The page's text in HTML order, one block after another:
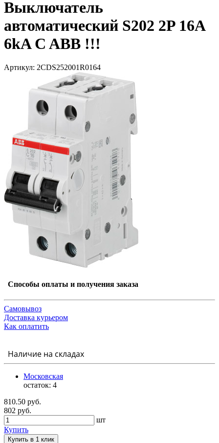
Выключатель
автоматический S202 2P 16A
6kA C ABB !!!
Артикул: 2CDS252001R0164
Способы оплаты и получения заказа
Самовывоз
Доставка курьером
Как оплатить
Наличие на складах
Московская
остаток: 4
810.50 руб.
802 руб.
шт
Купить
Купить в 1 клик